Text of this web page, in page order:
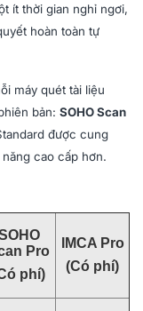
ít thời gian nghỉ ngơi,
hoàn toàn tự
máy quét tài liệu
bản: SOHO Scan
được cung
cao cấp hơn.
Pro
phí)
IMCA Pro
(Có phí)